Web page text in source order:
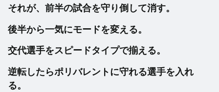
それが、前半の試合を守り倒して消す。
後半から一気にモードを変える。
交代選手をスピードタイプで揃える。
逆転したらポリバレントに守れる選手を入れ
る。